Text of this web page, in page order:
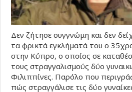
Δεν ζήτησε συγγνώμη και δεν
τα φρικτά εγκλήματά του ο
στην Κύπρο, ο οποίος σε
τους στραγγαλισμούς δύο
Φιλιππίνες. Παρόλο που
πώς στραγγάλισε τις δύο